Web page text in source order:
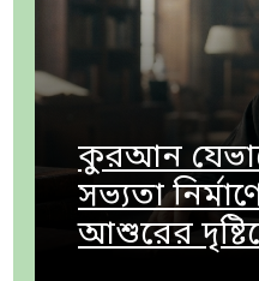
কুরআন
সভ্যতা
আশুরের